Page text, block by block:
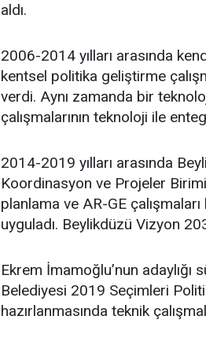
aldı.
2006-2014 yılları arasında
kentsel politika geliştirme
verdi. Aynı zamanda bir
çalışmalarının teknoloji ile
2014-2019 yılları arasında
Koordinasyon ve Projeler
planlama ve AR-GE
uyguladı. Beylikdüzü Vizyon
Ekrem İmamoğlu’nun
Belediyesi 2019 Seçimleri
hazırlanmasında teknik